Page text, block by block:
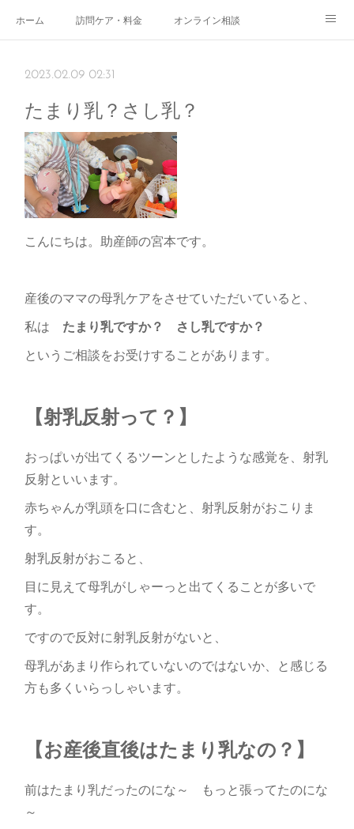
ホーム 訪問ケア・料金 オンライン相談
2023.02.09 02:31
たまり乳？さし乳？
こんにちは。助産師の宮本です。
産後のママの母乳ケアをさせていただいていると、
私は たまり乳ですか？ さし乳ですか？
というご相談をお受けすることがあります。
【射乳反射って？】
おっぱいが出てくるツーンとしたような感覚を、射乳
反射といいます。
赤ちゃんが乳頭を口に含むと、射乳反射がおこりま
す。
射乳反射がおこると、
目に見えて母乳がしゃーっと出てくることが多いで
す。
ですので反対に射乳反射がないと、
母乳があまり作られていないのではないか、と感じる
方も多くいらっしゃいます。
【お産後直後はたまり乳なの？】
前はたまり乳だったのにな～ もっと張ってたのにな
～